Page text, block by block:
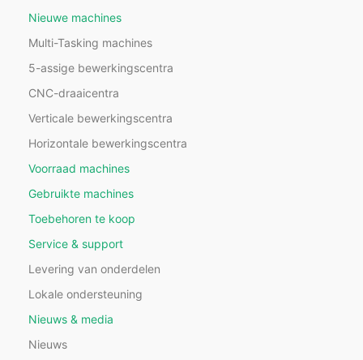
Nieuwe machines
Multi-Tasking machines
5-assige bewerkingscentra
CNC-draaicentra
Verticale bewerkingscentra
Horizontale bewerkingscentra
Voorraad machines
Gebruikte machines
Toebehoren te koop
Service & support
Levering van onderdelen
Lokale ondersteuning
Nieuws & media
Nieuws